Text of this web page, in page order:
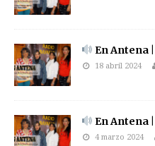
En Antena |
18 abril 2024
En Antena
4 marzo 2024